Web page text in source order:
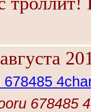
678485
678485